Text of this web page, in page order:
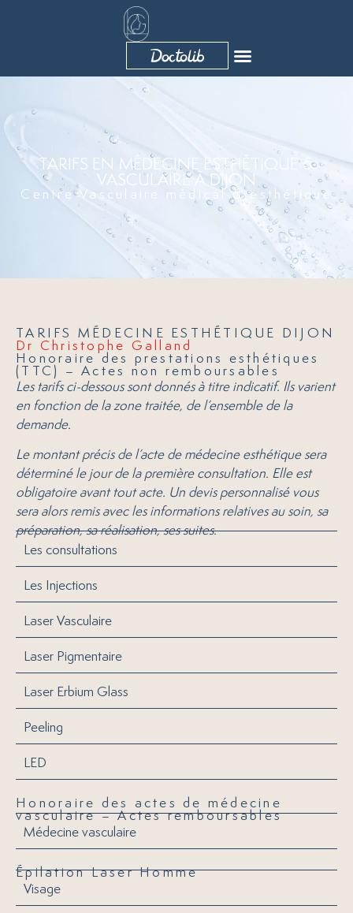
TARIFS EN MÉDECINE ESTHÉTIQUE &
VASCULAIRE À DIJON
Centre Vasculaire médical & esthétique
TARIFS MÉDECINE ESTHÉTIQUE DIJON
Dr Christophe Galland
Honoraire des prestations esthétiques
(TTC) – Actes non remboursables
Les tarifs ci-dessous sont donnés à titre indicatif. Ils varient
en fonction de la zone traitée, de l’ensemble de la
demande.
Le montant précis de l’acte de médecine esthétique sera
déterminé le jour de la première consultation. Elle est
obligatoire avant tout acte. Un devis personnalisé vous
sera alors remis avec les informations relatives au soin, sa
préparation, sa réalisation, ses suites.
Les consultations
Les Injections
Laser Vasculaire
Laser Pigmentaire
Laser Erbium Glass
Peeling
LED
Honoraire des actes de médecine
vasculaire – Actes remboursables
Médecine vasculaire
Épilation Laser Homme
Visage